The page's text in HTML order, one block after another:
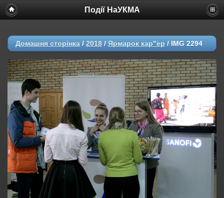
Події НаУКМА
Домашня сторінка / 2018 / Ярмарок кар"ер / IMG 2294